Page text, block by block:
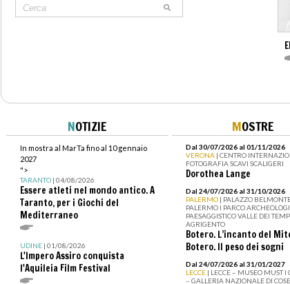
NOTIZIE
In mostra al MarTa fino al 10 gennaio
2027
">
TARANTO| 04/08/2026
Essere atleti nel mondo antico. A
Taranto, per i Giochi del
Mediterraneo
UDINE| 01/08/2026
L'Impero Assiro conquista
l'Aquileia Film Festival
MOSTRE
Dal 30/07/2026 al 01/11/2026
VERONA | CENTRO
FOTOGRAFIA SCAVI SCALIGERI
Dorothea Lange
Dal 24/07/2026 al 31/10/2026
PALERMO | PALAZZO
PALERMO I PARCO
PAESAGGISTICO VALLE DEI
AGRIGENTO
Botero. L’incanto del
Botero. Il peso dei sogni
Dal 24/07/2026 al 31/01/2027
LECCE | LECCE – MUSEO MUST I
– GALLERIA NAZIONALE DI